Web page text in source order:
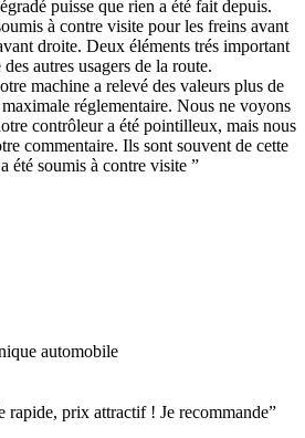
puisse que rien a été fait depuis.
à contre visite pour les freins avant
droite. Deux éléments trés important
autres usagers de la route.
machine a relevé des valeurs plus de
réglementaire. Nous ne voyons
contrôleur a été pointilleux, mais nous
commentaire. Ils sont souvent de cette
été soumis à contre visite ”
automobile
rapide, prix attractif ! Je recommande”